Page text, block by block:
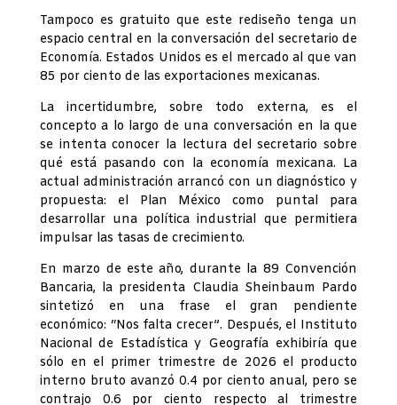
Tampoco es gratuito que este rediseño tenga un
espacio central en la conversación del secretario de
Economía. Estados Unidos es el mercado al que van
85 por ciento de las exportaciones mexicanas.
La incertidumbre, sobre todo externa, es el
concepto a lo largo de una conversación en la que
se intenta conocer la lectura del secretario sobre
qué está pasando con la economía mexicana. La
actual administración arrancó con un diagnóstico y
propuesta: el Plan México como puntal para
desarrollar una política industrial que permitiera
impulsar las tasas de crecimiento.
En marzo de este año, durante la 89 Convención
Bancaria, la presidenta Claudia Sheinbaum Pardo
sintetizó en una frase el gran pendiente
económico: “Nos falta crecer”. Después, el Instituto
Nacional de Estadística y Geografía exhibiría que
sólo en el primer trimestre de 2026 el producto
interno bruto avanzó 0.4 por ciento anual, pero se
contrajo 0.6 por ciento respecto al trimestre